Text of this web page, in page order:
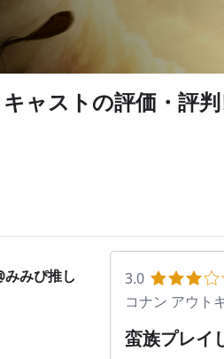
ャストの評価・評
3.0
コナン アウト
蛮族プレイ
みみぴ推し